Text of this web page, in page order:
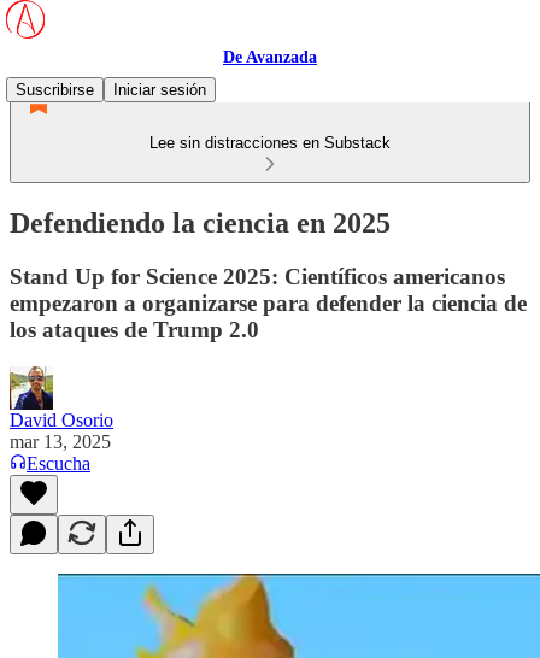
De Avanzada
Suscribirse
Iniciar sesión
Lee sin distracciones en Substack
Defendiendo la ciencia en 2025
Stand Up for Science 2025: Científicos americanos
empezaron a organizarse para defender la ciencia de
los ataques de Trump 2.0
David Osorio
mar 13, 2025
Escucha